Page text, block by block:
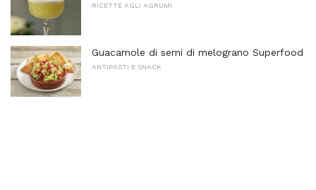
RICETTE AGLI AGRUMI
Guacamole di semi di melograno Superfood
ANTIPASTI E SNACK